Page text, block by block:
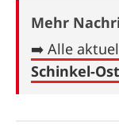
Mehr
➡️ Alle
Schinkel-Ost